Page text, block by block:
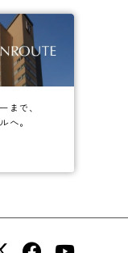
まで、
へ。